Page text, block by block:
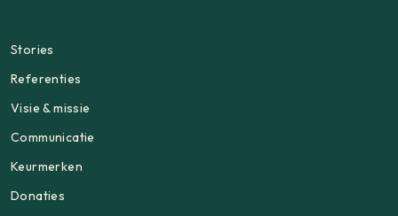
Stories
Referenties
Visie & missie
Communicatie
Keurmerken
Donaties